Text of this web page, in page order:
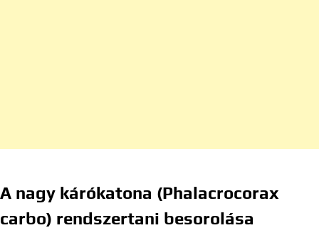
A nagy kárókatona (Phalacrocorax
carbo) rendszertani besorolása